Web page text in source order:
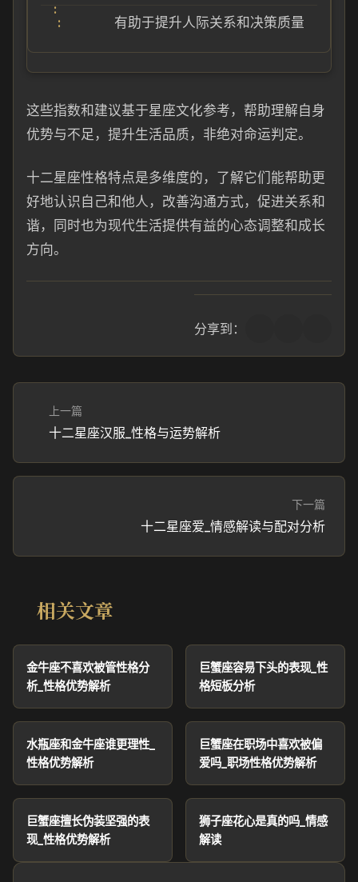
有助于提升人际关系和决策质量
这些指数和建议基于星座文化参考，帮助理解自身
优势与不足，提升生活品质，非绝对命运判定。
十二星座性格特点是多维度的，了解它们能帮助更
好地认识自己和他人，改善沟通方式，促进关系和
谐，同时也为现代生活提供有益的心态调整和成长
方向。
分享到：
上一篇
十二星座汉服_性格与运势解析
下一篇
十二星座爱_情感解读与配对分析
相关文章
金牛座不喜欢被管性格分
析_性格优势解析
巨蟹座容易下头的表现_性
格短板分析
水瓶座和金牛座谁更理性_
性格优势解析
巨蟹座在职场中喜欢被偏
爱吗_职场性格优势解析
巨蟹座擅长伪装坚强的表
现_性格优势解析
狮子座花心是真的吗_情感
解读